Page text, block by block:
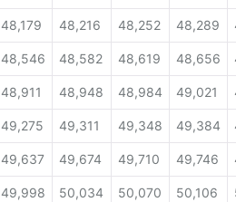
48,179 48,216 48,252 48,289
48,546 48,582 48,619 48,656
48,911 48,948 48,984 49,021
49,275 49,311 49,348 49,384
49,637 49,674 49,710 49,746
49,998 50,034 50,070 50,106